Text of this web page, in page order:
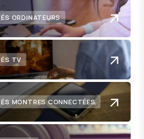
ORDINATEURS
TV
MONTRES CONNECTÉES